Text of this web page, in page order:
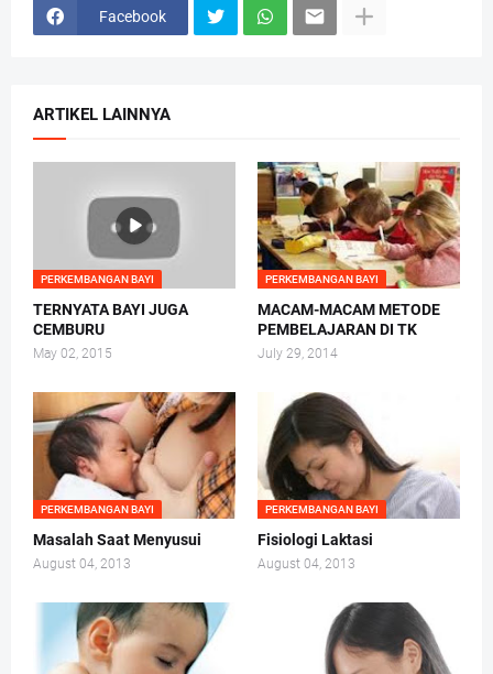
Facebook
ARTIKEL LAINNYA
PERKEMBANGAN BAYI
TERNYATA BAYI JUGA
CEMBURU
May 02, 2015
PERKEMBANGAN BAYI
MACAM-MACAM METODE
PEMBELAJARAN DI TK
July 29, 2014
PERKEMBANGAN BAYI
Masalah Saat Menyusui
August 04, 2013
PERKEMBANGAN BAYI
Fisiologi Laktasi
August 04, 2013